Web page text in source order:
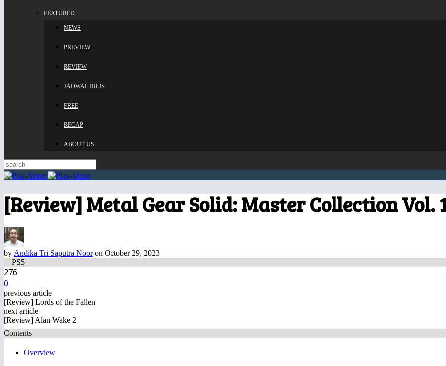
FEATURED
NEWS
PREVIEW
REVIEW
JADWAL RILIS
FREE
RECAP
ABOUT US
[Review] Metal Gear Solid: Master Collection Vol.
by Andika Tri Saputra Nooron October 29, 2023
PS5
276
0
previous article
[Review] Lords of the Fallen
next article
[Review] Alan Wake 2
Contents
Overview